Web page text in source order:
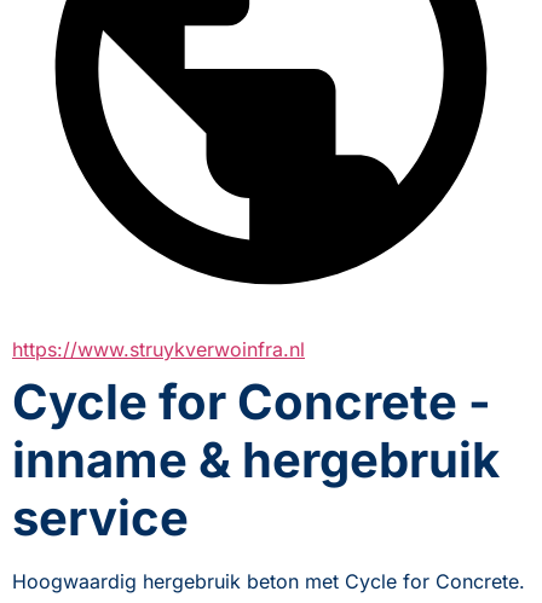
https://www.struykverwoinfra.nl
Cycle for Concrete -
inname & hergebruik
service
Hoogwaardig hergebruik beton met Cycle for Concrete.